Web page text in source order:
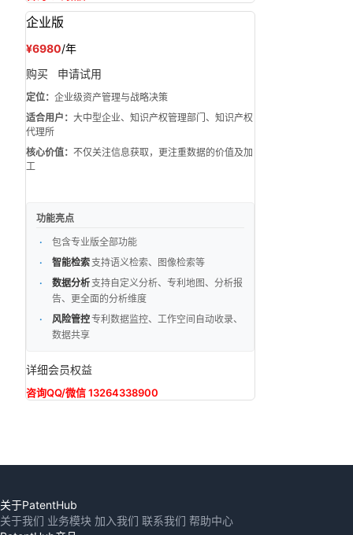
企业版
¥6980/年
购买
申请试用
定位： 企业级资产管理与战略决策
适合用户： 大中型企业、知识产权管理部门、知识产权
代理所
核心价值： 不仅关注信息获取，更注重数据的价值及加
工
功能亮点
包含专业版全部功能
智能检索 支持语义检索、图像检索等
数据分析 支持自定义分析、专利地图、分析报
告、更全面的分析维度
风险管控专利数据监控、工作空间自动收录、
数据共享
详细会员权益
咨询QQ/微信 13264338900
关于PatentHub
关于我们 业务模块 加入我们 联系我们 帮助中心